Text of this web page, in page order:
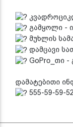
გამყოლი -
მუხლის
დამცავი
GoPro_თი -
დამატებითი
555-59-59-